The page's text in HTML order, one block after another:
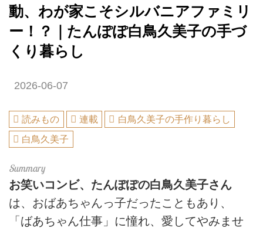
動、わが家こそシルバニアファミリ
ー！？｜たんぽぽ白鳥久美子の手づ
くり暮らし
2026-06-07
読みもの 連載
白鳥久美子の手作り暮らし
白鳥久美子
お笑いコンビ、たんぽぽの白鳥久美子さん
は、おばあちゃんっ子だったこともあり、
「ばあちゃん仕事」に憧れ、愛してやみませ